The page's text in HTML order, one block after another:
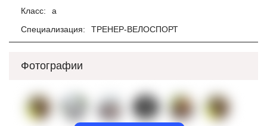
Класс:
а
Специализация:
ТРЕНЕР-ВЕЛОСПОРТ
Фотографии